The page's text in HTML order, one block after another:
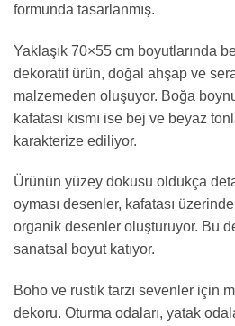
formunda tasarlanmış.
Yaklaşık 70×55 cm boyutlarında
dekoratif ürün, doğal ahşap ve
malzemeden oluşuyor. Boğa
kafatası kısmı ise bej ve beyaz
karakterize ediliyor.
Ürünün yüzey dokusu oldukça
oyması desenler, kafatası
organik desenler oluşturuyor. Bu
sanatsal boyut katıyor.
Boho ve rustik tarzı sevenler için
dekoru. Oturma odaları, yatak